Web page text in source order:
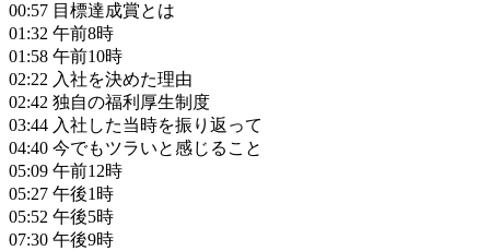
00:57 目標達成賞とは
01:32 午前8時
01:58 午前10時
02:22 入社を決めた理由
02:42 独自の福利厚生制度
03:44 入社した当時を振り返って
04:40 今でもツラいと感じること
05:09 午前12時
05:27 午後1時
05:52 午後5時
07:30 午後9時